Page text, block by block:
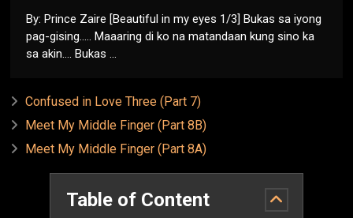
By: Prince Zaire [Beautiful in my eyes 1/3] Bukas sa iyong
pag-gising….. Maaaring di ko na matandaan kung sino ka
sa akin…. Bukas ...
Confused in Love Three (Part 7)
Meet My Middle Finger (Part 8B)
Meet My Middle Finger (Part 8A)
Table of Content